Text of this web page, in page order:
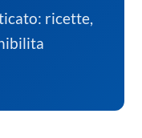
ricette,